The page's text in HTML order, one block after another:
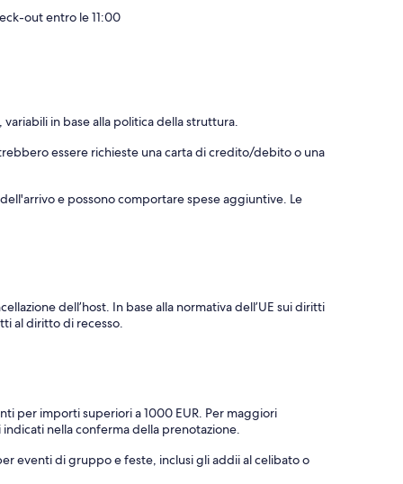
out entro le 11:00
in base alla politica della struttura.
essere richieste una carta di credito/debito o una
e possono comportare spese aggiuntive. Le
dell’host. In base alla normativa dell’UE sui diritti
al diritto di recesso.
per importi superiori a 1000 EUR. Per maggiori
nella conferma della prenotazione.
eventi di gruppo e feste, inclusi gli addii al celibato o